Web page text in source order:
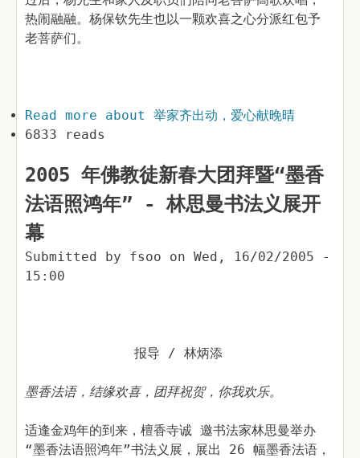
热闹融融。杨保钦先生也以一颗欢喜之心分派红包予
老菩萨们。
Read more about 举家齐出动，爱心献晚晴
6833 reads
2005 年佛教徒新春大团拜暨“墨香
法语照鸿年” - 林思曼书法义展开
幕
Submitted by fsoo on Wed, 16/02/2005 -
15:00
报导 / 林炳添
墨香法语，结缘欢喜，团拜祝贺，你我欢乐。
适逢金鸡年的到来，檀香寺诚 邀书法家林思曼举办
“墨香法语照鸿年”书法义展，展出 26 幅墨香法语，